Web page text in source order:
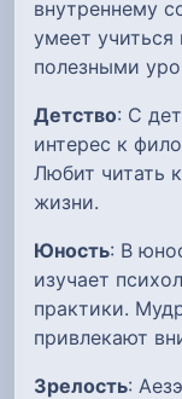
внутреннему
умеет
полезными
Детство: С
интерес к
Любит читать
жизни.
Юность: В
изучает
практики.
привлекают
Зрелость: